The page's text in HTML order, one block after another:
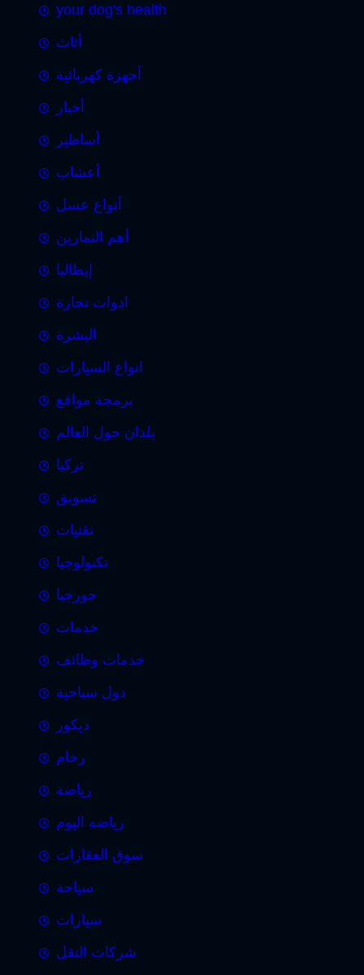
your dog's health
أثاث
أجهزة كهربائية
أخبار
أساطير
أعشاب
أنواع عسل
أهم التمارين
إيطاليا
ادوات نجارة
البشرة
انواع السيارات
برمجة مواقع
بلدان حول العالم
تركيا
تسويق
تقنيات
تكنولوجيا
جورجيا
خدمات
خدمات وظائف
دول سياحية
ديكور
رخام
رياضة
رياضه اليوم
سوق العقارات
سياحة
سيارات
شركات النقل